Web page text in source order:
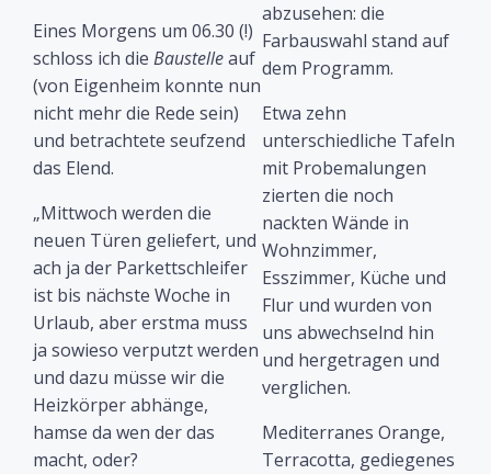
Eines Morgens um 06.30 (!)
schloss ich die Baustelleauf
(von Eigenheim konnte nun
nicht mehr die Rede sein)
und betrachtete seufzend
das Elend.
„Mittwoch werden die
neuen Türen geliefert, und
ach ja der Parkettschleifer
ist bis nächste Woche in
Urlaub, aber erstma muss
ja sowieso verputzt werden
und dazu müsse wir die
Heizkörper abhänge,
hamse da wen der das
macht, oder?
abzusehen: die
Farbauswahl stand auf
dem Programm.
Etwa zehn
unterschiedliche Tafeln
mit Probemalungen
zierten die noch
nackten Wände in
Wohnzimmer,
Esszimmer, Küche und
Flur und wurden von
uns abwechselnd hin
und hergetragen und
verglichen.
Mediterranes Orange,
Terracotta, gediegenes